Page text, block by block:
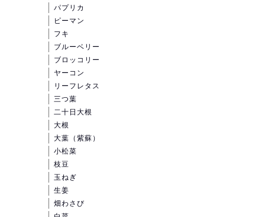
パプリカ
ピーマン
フキ
ブルーベリー
ブロッコリー
ヤーコン
リーフレタス
三つ葉
二十日大根
大根
大葉（紫蘇）
小松菜
枝豆
玉ねぎ
生姜
畑わさび